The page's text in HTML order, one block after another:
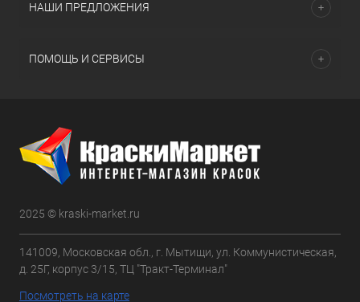
НАШИ ПРЕДЛОЖЕНИЯ
ПОМОЩЬ И СЕРВИСЫ
2025 © kraski-market.ru
141009, Московская обл., г. Мытищи, ул. Коммунистическая,
д. 25Г, корпус 3/15, ТЦ "Тракт-Терминал"
Посмотреть на карте